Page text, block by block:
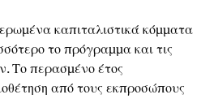
καπιταλιστικά κόμματα
το πρόγραμμα και τις
Το περασμένο έτος
από τους εκπροσώπους